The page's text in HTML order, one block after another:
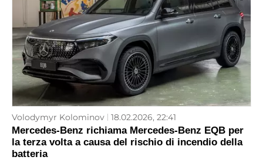
Volodymyr Kolominov 18.02.2026, 22:41
Mercedes-Benz richiama Mercedes-Benz EQB per
la terza volta a causa del rischio di incendio della
batteria